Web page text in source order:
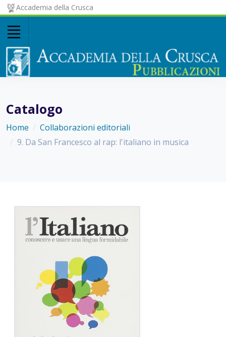
Accademia della Crusca
Catalogo
Home
Collaborazioni editoriali
9. Da San Francesco al rap: l'italiano in musica